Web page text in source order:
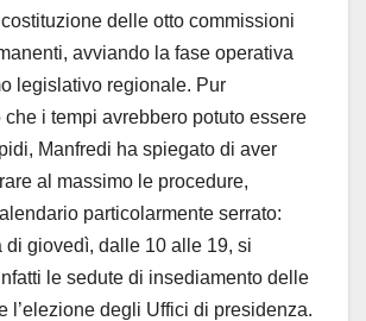
delle otto commissioni
avviando la fase operativa
legislativo regionale. Pur
i tempi avrebbero potuto essere
Manfredi ha spiegato di aver
al massimo le procedure,
particolarmente serrato:
di giovedì, dalle 10 alle 19, si
le sedute di insediamento delle
l’elezione degli Uffici di presidenza.